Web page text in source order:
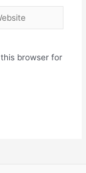
browser for